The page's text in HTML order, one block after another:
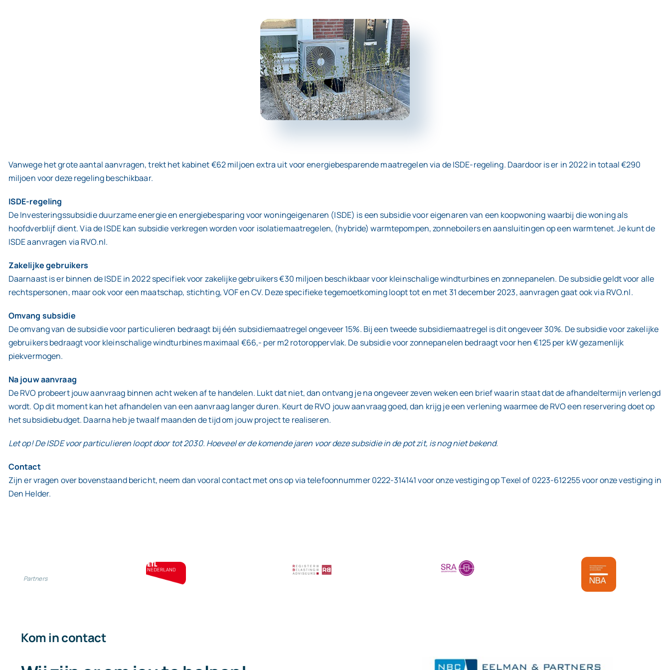
Vanwege het grote aantal aanvragen, trekt het kabinet €62 miljoen extra uit voor energiebesparende maatregelen via de ISDE-regeling. Daardoor is er in 2022 in totaal €290
miljoen voor deze regeling beschikbaar.
ISDE-regeling
De Investeringssubsidie duurzame energie en energiebesparing voor woningeigenaren (ISDE) is een subsidie voor eigenaren van een koopwoning waarbij die woning als
hoofdverblijf dient. Via de ISDE kan subsidie verkregen worden voor isolatiemaatregelen, (hybride) warmtepompen, zonneboilers en aansluitingen op een warmtenet. Je kunt de
ISDE aanvragen via RVO.nl.
Zakelijke gebruikers
Daarnaast is er binnen de ISDE in 2022 specifiek voor zakelijke gebruikers €30 miljoen beschikbaar voor kleinschalige windturbines en zonnepanelen. De subsidie geldt voor alle
rechtspersonen, maar ook voor een maatschap, stichting, VOF en CV. Deze specifieke tegemoetkoming loopt tot en met 31 december 2023, aanvragen gaat ook via RVO.nl.
Omvang subsidie
De omvang van de subsidie voor particulieren bedraagt bij één subsidiemaatregel ongeveer 15%. Bij een tweede subsidiemaatregel is dit ongeveer 30%. De subsidie voor zakelijke
gebruikers bedraagt voor kleinschalige windturbines maximaal €66,- per m2 rotoroppervlak. De subsidie voor zonnepanelen bedraagt voor hen €125 per kW gezamenlijk
piekvermogen.
Na jouw aanvraag
De RVO probeert jouw aanvraag binnen acht weken af te handelen. Lukt dat niet, dan ontvang je na ongeveer zeven weken een brief waarin staat dat de afhandeltermijn verlengd
wordt. Op dit moment kan het afhandelen van een aanvraag langer duren. Keurt de RVO jouw aanvraag goed, dan krijg je een verlening waarmee de RVO een reservering doet op
het subsidiebudget. Daarna heb je twaalf maanden de tijd om jouw project te realiseren.
Let op! De ISDE voor particulieren loopt door tot 2030. Hoeveel er de komende jaren voor deze subsidie in de pot zit, is nog niet bekend.
Contact
Zijn er vragen over bovenstaand bericht, neem dan vooral contact met ons op via telefoonnummer 0222-314141 voor onze vestiging op Texel of 0223-612255 voor onze vestiging in
Den Helder.
Partners
Kom in contact